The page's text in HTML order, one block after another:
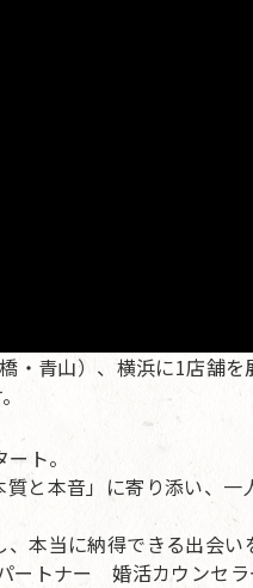
青山）、横浜に1店舗を
ト。
と本音」に寄り添い、
、本当に納得できる出会
ートナー 婚活カウンセ